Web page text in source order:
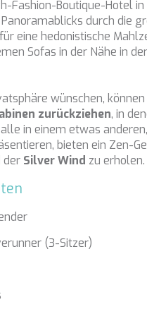
Fashion-Boutique-Hotel
durch die
eine hedonistische
Sofas in der Nähe in
wünschen,
zurückziehen, in
in einem etwas
bieten ein Zen-
der Silver Wind zu
(3-Sitzer)